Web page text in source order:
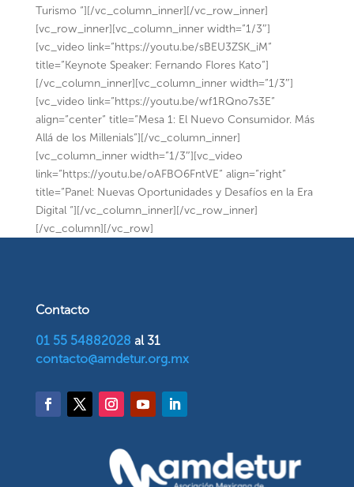
Turismo “][/vc_column_inner][/vc_row_inner]
[vc_row_inner][vc_column_inner width=”1/3″]
[vc_video link=”https://youtu.be/sBEU3ZSK_iM”
title=”Keynote Speaker: Fernando Flores Kato”]
[/vc_column_inner][vc_column_inner width=”1/3″]
[vc_video link=”https://youtu.be/wf1RQno7s3E”
align=”center” title=”Mesa 1: El Nuevo Consumidor. Más
Allá de los Millenials”][/vc_column_inner]
[vc_column_inner width=”1/3″][vc_video
link=”https://youtu.be/oAFBO6FntVE” align=”right”
title=”Panel: Nuevas Oportunidades y Desafíos en la Era
Digital “][/vc_column_inner][/vc_row_inner]
[/vc_column][/vc_row]
Contacto
01 55 54882028 al 31
contacto@amdetur.org.mx